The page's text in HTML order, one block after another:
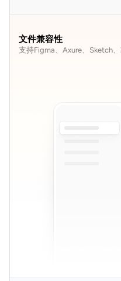
文件兼容性
支持Figma、Axure、Sketch